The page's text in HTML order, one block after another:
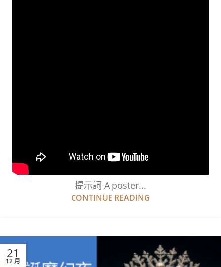
提示詞 A poster...
CONTINUE READING
21
12 月